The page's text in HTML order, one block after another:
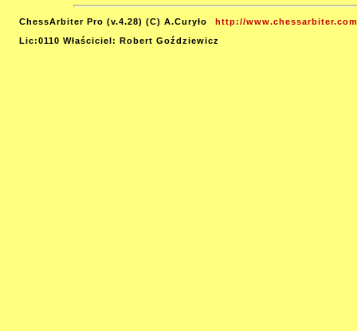
ChessArbiter Pro (v.4.28) (C) A.Curyło
http://
Lic:0110 Właściciel: Robert Goździewicz